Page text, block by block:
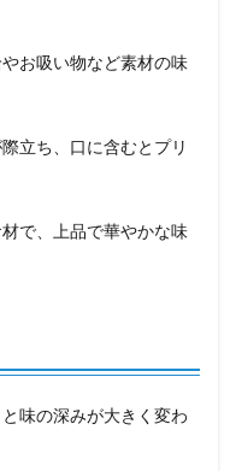
お吸い物など素材の味
立ち、口に含むとプリ
で、上品で華やかな味
味の深みが大きく変わ